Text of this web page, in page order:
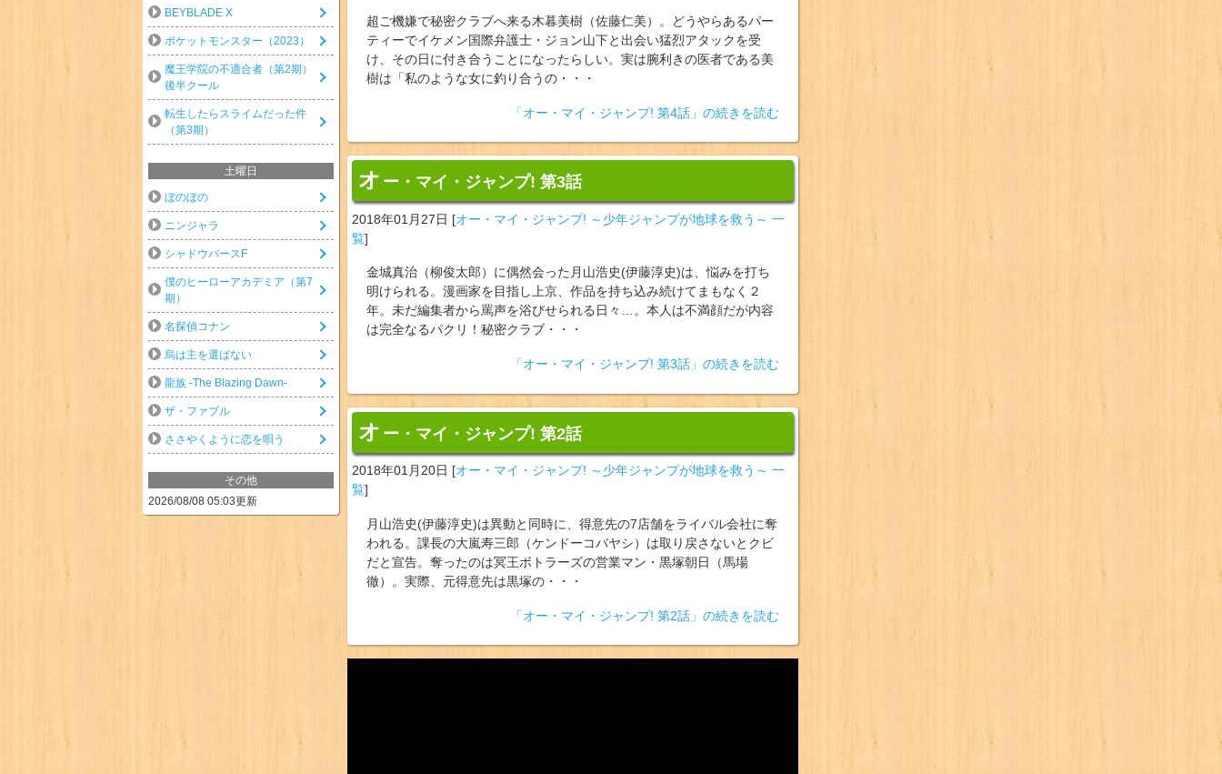
超ご機嫌で秘密クラブへ来る木暮美樹（佐藤仁美）。どうやらあるパー
ティーでイケメン国際弁護士・ジョン山下と出会い猛烈アタックを受
け、その日に付き合うことになったらしい。実は腕利きの医者である美
樹は「私のような女に釣り合うの・・・
「オー・マイ・ジャンプ! 第4話」の続きを読む
オ ー・マイ・ジャンプ! 第3話
2018年01月27日 [オー・マイ・ジャンプ! ～少年ジャンプが地球を救う～ 一
覧]
金城真治（柳俊太郎）に偶然会った月山浩史(伊藤淳史)は、悩みを打ち
明けられる。漫画家を目指し上京、作品を持ち込み続けてまもなく２
年。未だ編集者から罵声を浴びせられる日々…。本人は不満顔だが内容
は完全なるパクリ！秘密クラブ・・・
「オー・マイ・ジャンプ! 第3話」の続きを読む
オ ー・マイ・ジャンプ! 第2話
2018年01月20日 [オー・マイ・ジャンプ! ～少年ジャンプが地球を救う～ 一
覧]
月山浩史(伊藤淳史)は異動と同時に、得意先の7店舗をライバル会社に奪
われる。課長の大嵐寿三郎（ケンドーコバヤシ）は取り戻さないとクビ
だと宣告。奪ったのは冥王ボトラーズの営業マン・黒塚朝日（馬場
徹）。実際、元得意先は黒塚の・・・
「オー・マイ・ジャンプ! 第2話」の続きを読む
BEYBLADE X
ポケットモンスター（2023）
魔王学院の不適合者（第2期）
後半クール
転生したらスライムだった件
（第3期）
土曜日
ぼのぼの
ニンジャラ
シャドウバースF
僕のヒーローアカデミア（第7
期）
名探偵コナン
烏は主を選ばない
龍族 -The Blazing Dawn-
ザ・ファブル
ささやくように恋を唄う
その他
2026/08/08 05:03更新